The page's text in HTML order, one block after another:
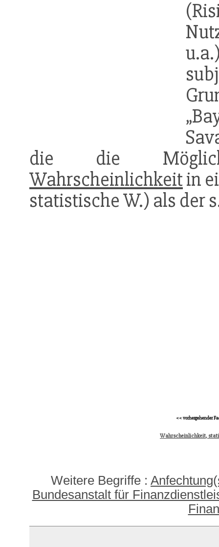
die die
Wahrscheinlichkeitin
statistische W.) als der
<< vorhergehender
Wahrscheinlichkeit,
Weitere Begriffe :
Bundesanstalt für